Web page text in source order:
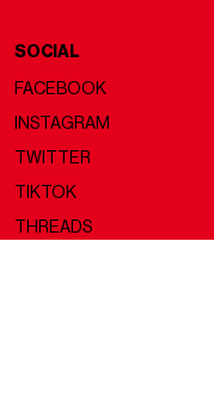
SOCIAL
FACEBOOK
INSTAGRAM
TWITTER
TIKTOK
THREADS